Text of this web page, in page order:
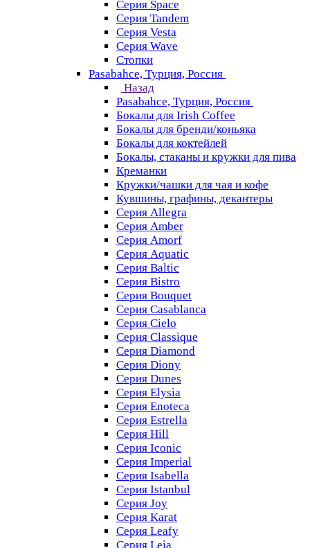
Серия Space
Серия Tandem
Серия Vesta
Серия Wave
Стопки
Pasabahce, Турция, Россия
Назад
Pasabahce, Турция, Россия
Бокалы для Irish Coffee
Бокалы для бренди/коньяка
Бокалы для коктейлей
Бокалы, стаканы и кружки для пива
Креманки
Кружки/чашки для чая и кофе
Кувшины, графины, декантеры
Серия Allegra
Серия Amber
Серия Amorf
Серия Aquatic
Серия Baltic
Серия Bistro
Серия Bouquet
Серия Casablanсa
Серия Cielo
Серия Classique
Серия Diamond
Серия Diony
Серия Dunes
Серия Elysia
Серия Enoteca
Серия Estrella
Серия Hill
Серия Iconic
Серия Imperial
Серия Isabella
Серия Istanbul
Серия Joy
Серия Karat
Серия Leafy
Серия Leia